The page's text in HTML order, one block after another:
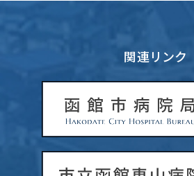
関連リンク